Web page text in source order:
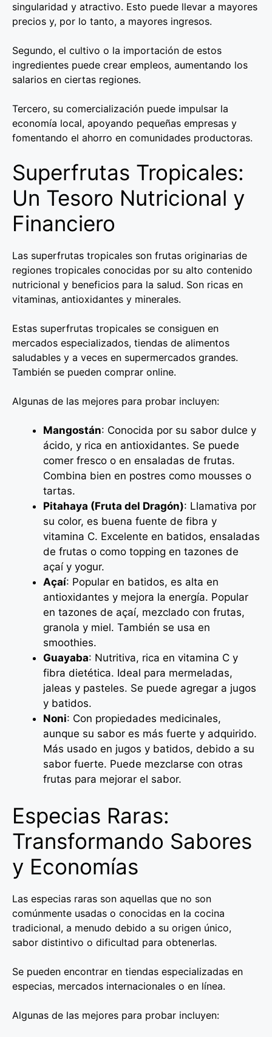
singularidad y atractivo. Esto puede llevar a mayores
precios y, por lo tanto, a mayores ingresos.
Segundo, el cultivo o la importación de estos
ingredientes puede crear empleos, aumentando los
salarios en ciertas regiones.
Tercero, su comercialización puede impulsar la
economía local, apoyando pequeñas empresas y
fomentando el ahorro en comunidades productoras.
Superfrutas Tropicales:
Un Tesoro Nutricional y
Financiero
Las superfrutas tropicales son frutas originarias de
regiones tropicales conocidas por su alto contenido
nutricional y beneficios para la salud. Son ricas en
vitaminas, antioxidantes y minerales.
Estas superfrutas tropicales se consiguen en
mercados especializados, tiendas de alimentos
saludables y a veces en supermercados grandes.
También se pueden comprar online.
Algunas de las mejores para probar incluyen:
Mangostán: Conocida por su sabor dulce y
ácido, y rica en antioxidantes. Se puede
comer fresco o en ensaladas de frutas.
Combina bien en postres como mousses o
tartas.
Pitahaya (Fruta del Dragón): Llamativa por
su color, es buena fuente de fibra y
vitamina C. Excelente en batidos, ensaladas
de frutas o como topping en tazones de
açaí y yogur.
Açaí: Popular en batidos, es alta en
antioxidantes y mejora la energía. Popular
en tazones de açaí, mezclado con frutas,
granola y miel. También se usa en
smoothies.
Guayaba: Nutritiva, rica en vitamina C y
fibra dietética. Ideal para mermeladas,
jaleas y pasteles. Se puede agregar a jugos
y batidos.
Noni: Con propiedades medicinales,
aunque su sabor es más fuerte y adquirido.
Más usado en jugos y batidos, debido a su
sabor fuerte. Puede mezclarse con otras
frutas para mejorar el sabor.
Especias Raras:
Transformando Sabores
y Economías
Las especias raras son aquellas que no son
comúnmente usadas o conocidas en la cocina
tradicional, a menudo debido a su origen único,
sabor distintivo o dificultad para obtenerlas.
Se pueden encontrar en tiendas especializadas en
especias, mercados internacionales o en línea.
Algunas de las mejores para probar incluyen: